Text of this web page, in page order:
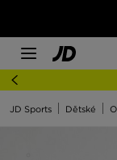
JD Sports Dětské